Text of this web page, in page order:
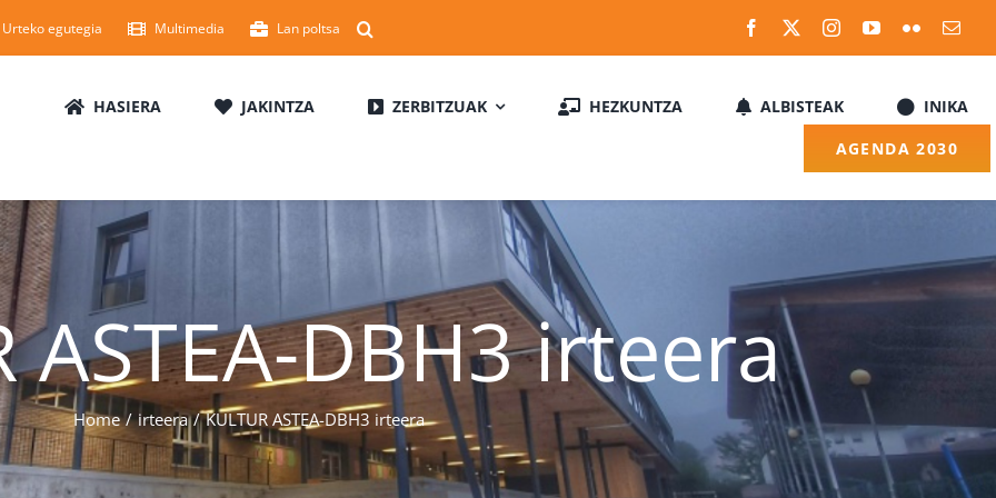
Urteko egutegia Multimedia Lan poltsa
HASIERA JAKINTZA ZERBITZUAK HEZKUNTZA ALBISTEAK
INIKA
AGENDA 2030
ASTEA-DBH3 irteera
Home irteera KULTUR ASTEA-DBH3 irteera